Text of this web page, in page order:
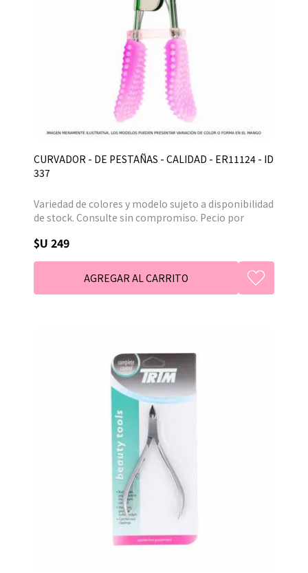
CURVADOR - DE PESTAÑAS - CALIDAD - ER11124 - ID
337
Variedad de colores y modelo sujeto a disponibilidad
de stock. Consulte sin compromiso. Pecio por
$U 249